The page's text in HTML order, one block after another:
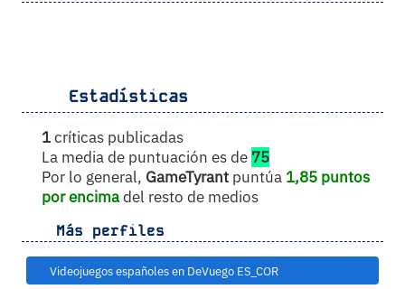
Estadísticas
1críticas publicadas
La media de puntuación es de 75
Por lo general, GameTyrant puntúa 1,85 puntos
por encimadel resto de medios
Más perfiles
Videojuegos españoles en DeVuego ES_COR